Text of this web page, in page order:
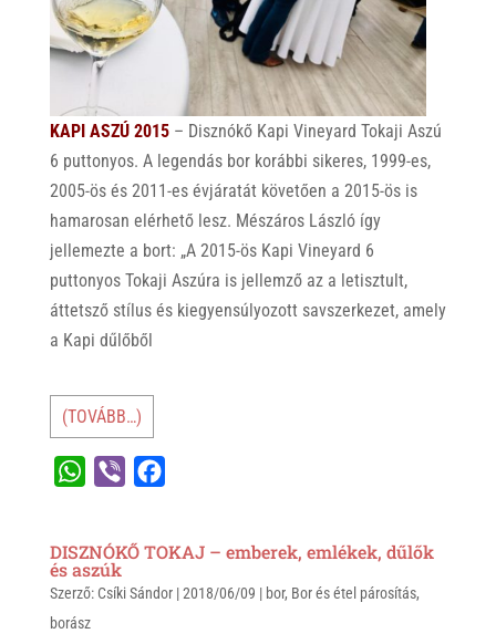
KAPI ASZÚ 2015– Disznókő Kapi Vineyard Tokaji Aszú
6 puttonyos. A legendás bor korábbi sikeres, 1999-es,
2005-ös és 2011-es évjáratát követően a 2015-ös is
hamarosan elérhető lesz. Mészáros László így
jellemezte a bort: „A 2015-ös Kapi Vineyard 6
puttonyos Tokaji Aszúra is jellemző az a letisztult,
áttetsző stílus és kiegyensúlyozott savszerkezet, amely
a Kapi dűlőből
(TOVÁBB…)
t
s
A
e
r
e
b
DISZNÓKŐ TOKAJ – emberek, emlékek, dűlők
és aszúk
Szerző: Csíki Sándor|2018/06/09 | bor, Bor és étel párosítás,
borász